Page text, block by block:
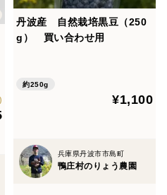
殺虫剤・防虫剤も一切使用し
ばれる市島町内にある中山
います。
る地区の水は日本海に流れ
に流れています。周りは山
。
丹波産 自然栽培黒豆（250
g） 買い合わせ用
約250g
¥1,100
兵庫県丹波市市島町
鴨庄村のりょう農園